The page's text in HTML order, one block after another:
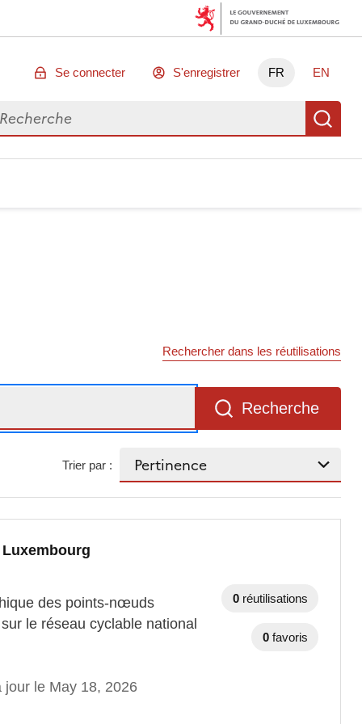
Se connecter S'enregistrer FR EN
des données
Rechercher dans les réutilisations
Recherche
Trier par :
des points-nœuds
le réseau cyclable national
jour le May 18, 2026
0 réutilisations
0 favoris